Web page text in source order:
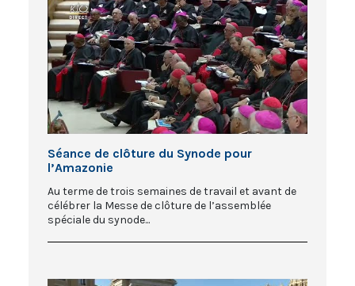
Séance de clôture du Synode pour
l’Amazonie
Au terme de trois semaines de travail et avant de
célébrer la Messe de clôture de l’assemblée
spéciale du synode...